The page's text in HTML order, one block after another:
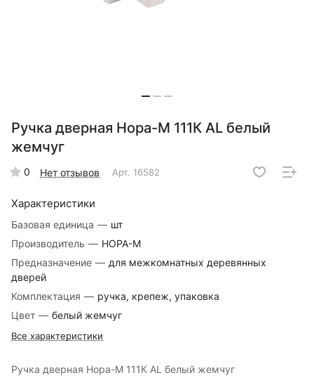
Ручка дверная Нора-М 111К AL белый
жемчуг
0 Нет отзывов Арт. 16582
Характеристики
Базовая единица — шт
Производитель — НОРА-М
Предназначение — для межкомнатных деревянных
дверей
Комплектация — ручка, крепеж, упаковка
Цвет — белый жемчуг
Все характеристики
Ручка дверная Нора-М 111К AL белый жемчуг